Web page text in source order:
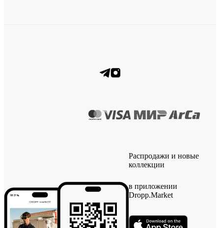
Распродажи и новые
коллекции
в приложении
Dropp.Market